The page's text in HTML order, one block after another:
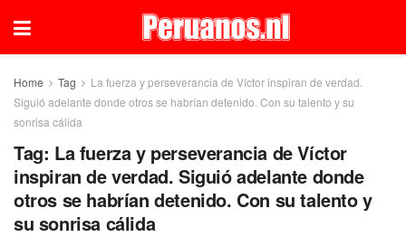
Home Tag
La fuerza y perseverancia de Víctor inspiran de verdad.
Siguió adelante donde otros se habrían detenido. Con su talento y su
sonrisa cálida
Tag: La fuerza y perseverancia de Víctor
inspiran de verdad. Siguió adelante donde
otros se habrían detenido. Con su talento y
su sonrisa cálida